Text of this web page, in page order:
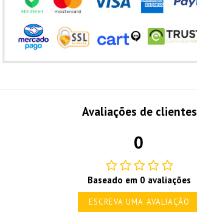
Avaliações de clientes
0
Baseado em 0 avaliações
ESCREVA UMA AVALIAÇÃO